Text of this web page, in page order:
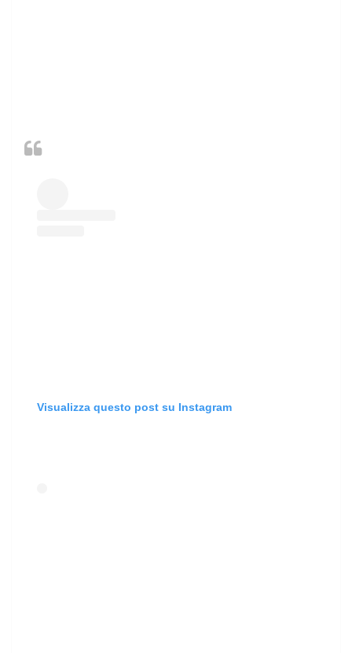
Visualizza questo post su Instagram